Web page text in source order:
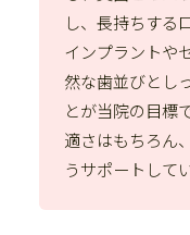
し、長持ちする
インプラントや
然な歯並びとし
とが当院の目標
適さはもちろん
うサポートして